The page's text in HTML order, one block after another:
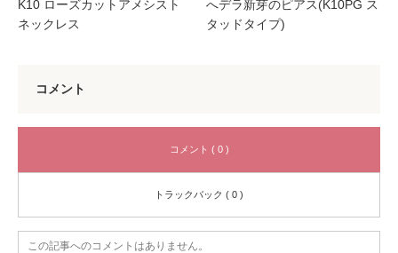
K10 ローズカットアメシスト
ネックレス
へデラ新芽のピアス(K10PG ス
タッドタイプ)
コメント
コメント ( 0 )
トラックバック ( 0 )
この記事へのコメントはありません。